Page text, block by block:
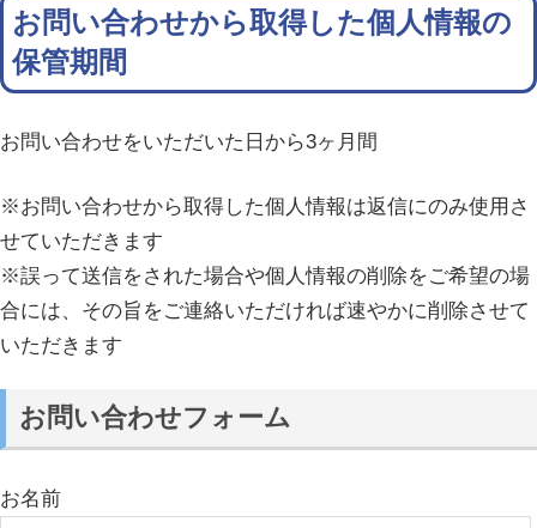
お問い合わせから取得した個人情報の
保管期間
お問い合わせをいただいた日から3ヶ月間
※お問い合わせから取得した個人情報は返信にのみ使用さ
せていただきます
※誤って送信をされた場合や個人情報の削除をご希望の場
合には、その旨をご連絡いただければ速やかに削除させて
いただきます
お問い合わせフォーム
お名前